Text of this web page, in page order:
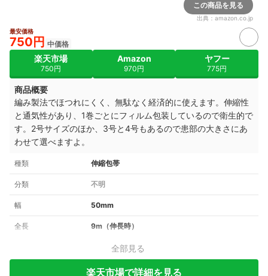
この商品を見る
出典： amazon.co.jp
最安価格
750円 中価格
楽天市場
750円
Amazon
970円
ヤフー
775円
商品概要
編み製法でほつれにくく、無駄なく経済的に使えます。伸縮性
と通気性があり、1巻ごとにフィルム包装しているので衛生的で
す。2号サイズのほか、3号と4号もあるので患部の大きさにあ
わせて選べますよ。
種類 伸縮包帯
分類 不明
幅 50mm
全長 9m（伸長時）
全部見る
楽天市場で詳細を見る